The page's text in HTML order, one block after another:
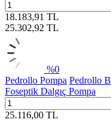
18.183,91 TL
25.302,92 TL
%0
Pedrollo Pompa Pedrollo
Foseptik Dalgıç Pompa
25.116,00 TL